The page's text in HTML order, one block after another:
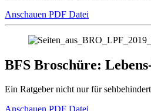
Anschauen PDF Datei
BFS Broschüre:
Ein Ratgeber nicht nur für